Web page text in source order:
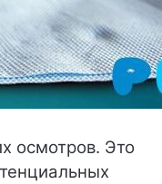
осмотров. Это